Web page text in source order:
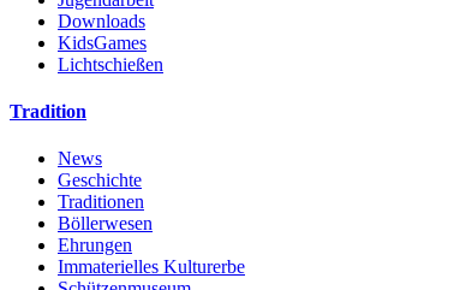
Downloads
KidsGames
Lichtschießen
Tradition
News
Geschichte
Traditionen
Böllerwesen
Ehrungen
Immaterielles Kulturerbe